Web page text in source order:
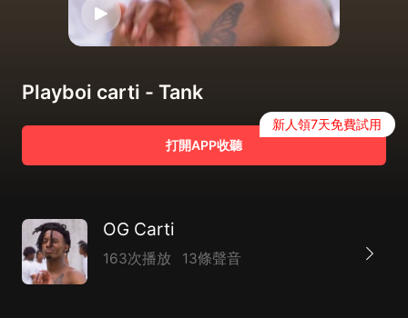
Playboi carti - Tank
打開APP收聽
新人領7天免費試用
OG Carti
163次播放 13條聲音